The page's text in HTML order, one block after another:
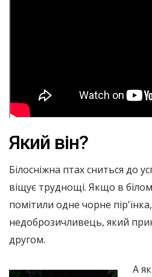
Який він?
Білосніжна птах сниться до
віщує труднощі. Якщо в
помітили одне чорне
недоброзичливець, який
другом.
А